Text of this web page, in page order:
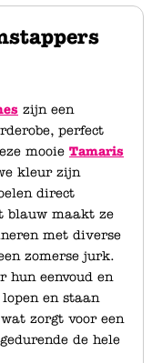
zijn een
perfect
mooie Tamaris
kleur zijn
direct
blauw maakt ze
met diverse
zomerse jurk.
hun eenvoud en
en staan
zorgt voor een
de hele